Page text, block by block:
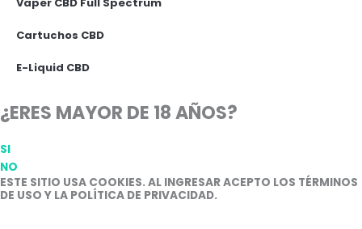
Cartuchos CBD
E-Liquid CBD
¿ERES MAYOR DE 18 AÑOS?
SI
NO
ESTE SITIO USA COOKIES. AL INGRESAR ACEPTO LOS TÉRMINOS
DE USO Y LA POLÍTICA DE PRIVACIDAD.